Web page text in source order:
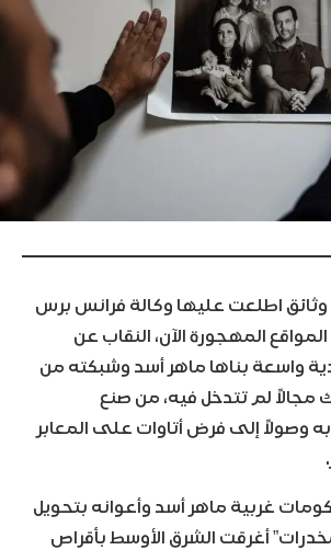
اطلعت عليها وكالة فرانس برس
المهجورة الآن، النقاب عن
واسعة بناها ماهر أسد وشبكته من
مجالاً لم تتدخل فيه، من صنع
به وصولاً إلى فرض أتاوات على المعابر
غربية ماهر أسد وأعوانه بتحويل
أغرقت الشرق الأوسط بأقراص